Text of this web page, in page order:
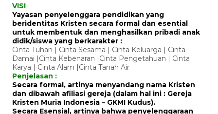
VISI
Yayasan penyelenggara pendidikan yang
beridentitas Kristen secara formal dan esential
untuk membentuk dan menghasilkan pribadi anak
didik/siswa yang berkarakter :
Cinta Tuhan | Cinta Sesama | Cinta Keluarga | Cinta
Damai |Cinta Kebenaran |Cinta Pengetahuan | Cinta
Karya | Cinta Alam |Cinta Tanah Air
Penjelasan :
Secara formal, artinya menyandang nama Kristen
dan dibawah afiliasi gereja (dalam hal ini : Gereja
Kristen Muria Indonesia – GKMI Kudus).
Secara Esensial, artinya bahwa penyelenggaraan